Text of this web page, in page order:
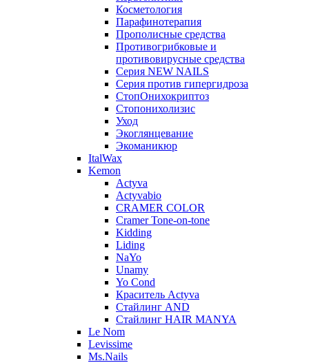
Косметология
Парафинотерапия
Прополисные средства
Противогрибковые и
противовирусные средства
Серия NEW NAILS
Серия против гипергидроза
СтопОнихокриптоз
Стопонихолизис
Уход
Экоглянцевание
Экоманикюр
ItalWax
Kemon
Actyva
Actyvabio
CRAMER COLOR
Cramer Tone-on-tone
Kidding
Liding
NaYo
Unamy
Yo Cond
Краситель Actyva
Стайлинг AND
Стайлинг HAIR MANYA
Le Nom
Levissime
Ms.Nails